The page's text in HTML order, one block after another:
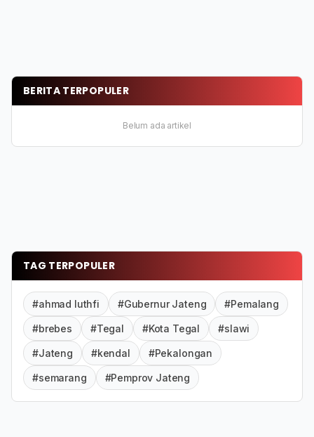
BERITA TERPOPULER
Belum ada artikel
TAG TERPOPULER
#ahmad luthfi #Gubernur Jateng #Pemalang
#brebes #Tegal #Kota Tegal #slawi
#Jateng #kendal #Pekalongan
#semarang #Pemprov Jateng